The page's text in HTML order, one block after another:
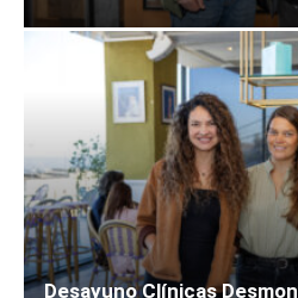
Desayuno Clínicas